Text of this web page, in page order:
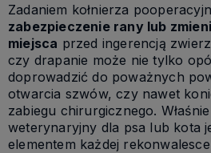
Zadaniem kołnierza
zabezpieczenie rany lub
miejsca przed ingerencją
czy drapanie może nie tylko
doprowadzić do poważnych
otwarcia szwów, czy nawet
zabiegu chirurgicznego.
weterynaryjny dla psa lub kota
elementem każdej